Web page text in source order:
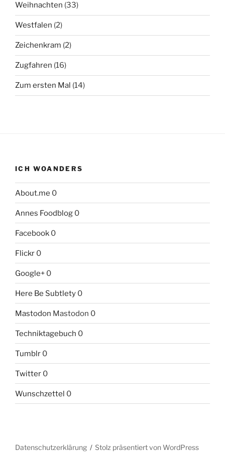
Weihnachten (33)
Westfalen (2)
Zeichenkram (2)
Zugfahren (16)
Zum ersten Mal (14)
ICH WOANDERS
About.me 0
Annes Foodblog 0
Facebook 0
Flickr 0
Google+ 0
Here Be Subtlety 0
Mastodon Mastodon 0
Techniktagebuch 0
Tumblr 0
Twitter 0
Wunschzettel 0
Datenschutzerklärung Stolz präsentiert von WordPress